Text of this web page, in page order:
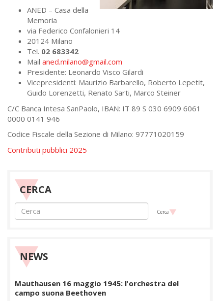
ANED – Casa della
Memoria
via Federico Confalonieri 14
20124 Milano
Tel. 02 683342
Mail aned.milano@gmail.com
Presidente: Leonardo Visco Gilardi
Vicepresidenti: Maurizio Barbarello, Roberto Lepetit,
Guido Lorenzetti, Renato Sarti, Marco Steiner
C/C Banca Intesa SanPaolo, IBAN: IT 89 S 030 6909 6061
0000 0141 946
Codice Fiscale della Sezione di Milano: 97771020159
Contributi pubblici 2025
CERCA
Cerca
NEWS
Mauthausen 16 maggio 1945: l'orchestra del
campo suona Beethoven